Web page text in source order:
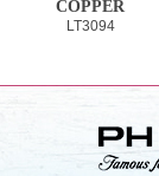
COPPER
LT3094